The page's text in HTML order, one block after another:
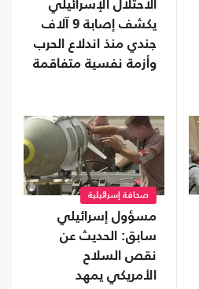
الاحتلال الإسرائيلي
يكشف إصابة 9 آلاف
جندي منذ اندلاع الحرب
وأزمة نفسية متفاقمة
صحافة إسرائيلية
مسؤول إسرائيلي
سابق: الحديث عن
نقص السلاح
الأمريكي يمهد